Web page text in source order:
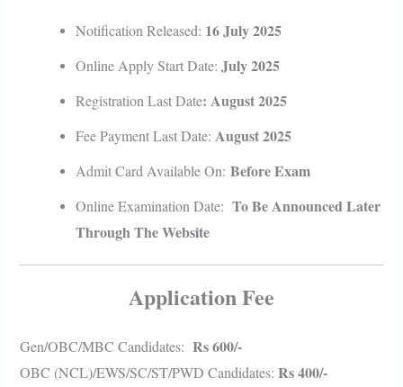
Notification Released: 16 July 2025
Online Apply Start Date: July 2025
Registration Last Date: August 2025
Fee Payment Last Date: August 2025
Admit Card Available On: Before Exam
Online Examination Date: To Be Announced Later
Through The Website
Application Fee
Gen/OBC/MBC Candidates: Rs 600/-
OBC (NCL)/EWS/SC/ST/PWD Candidates: Rs 400/-